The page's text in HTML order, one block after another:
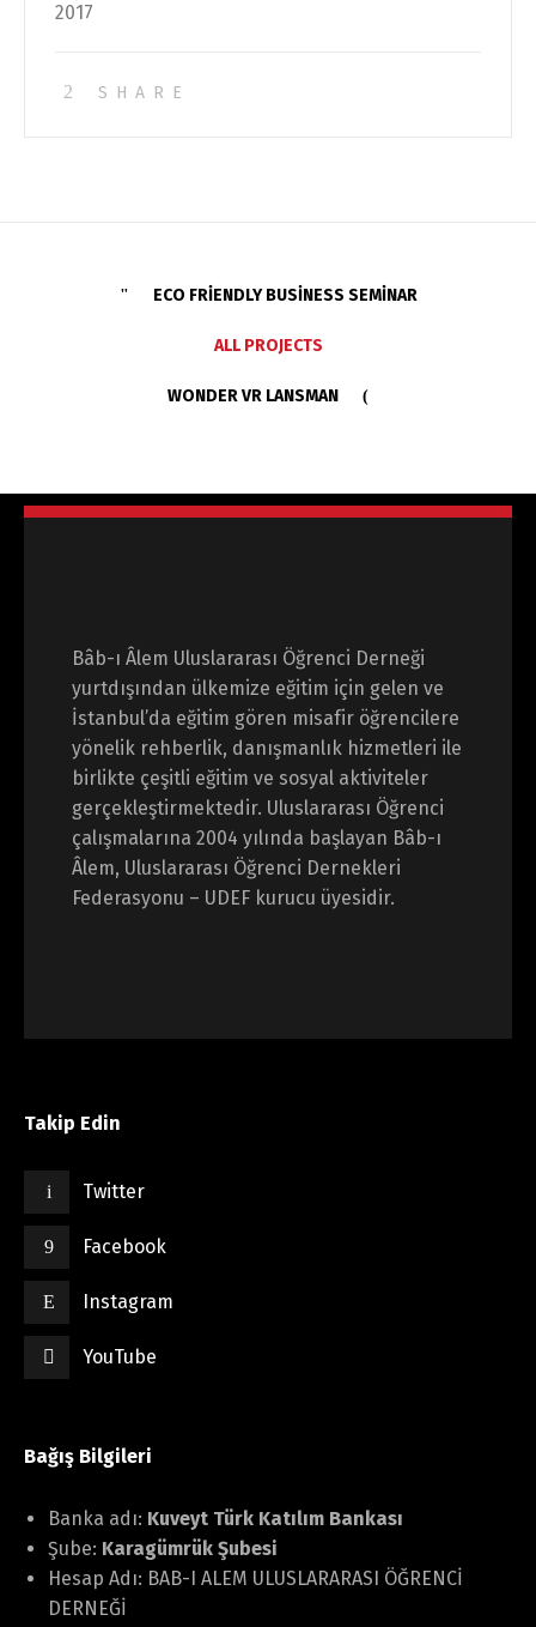
2017
SHARE
ECO FRIENDLY BUSINESS SEMINAR
ALL PROJECTS
WONDER VR LANSMAN
Bâb-ı Âlem Uluslararası Öğrenci Derneği
yurtdışından ülkemize eğitim için gelen ve
İstanbul’da eğitim gören misafir öğrencilere
yönelik rehberlik, danışmanlık hizmetleri ile
birlikte çeşitli eğitim ve sosyal aktiviteler
gerçekleştirmektedir. Uluslararası Öğrenci
çalışmalarına 2004 yılında başlayan Bâb-ı
Âlem, Uluslararası Öğrenci Dernekleri
Federasyonu – UDEF kurucu üyesidir.
Takip Edin
Twitter
Facebook
Instagram
YouTube
Bağış Bilgileri
Banka adı: Kuveyt Türk Katılım Bankası
Şube: Karagümrük Şubesi
Hesap Adı: BAB-I ALEM ULUSLARARASI ÖĞRENCİ
DERNEĞİ